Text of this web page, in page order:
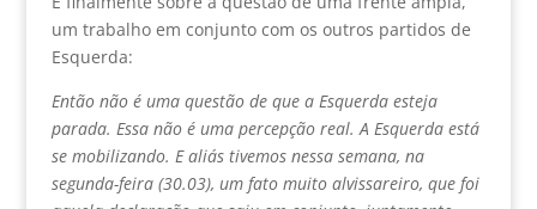
um trabalho em conjunto com os outros partidos de
Esquerda:
Então não é uma questão de que a Esquerda esteja
parada. Essa não é uma percepção real. A Esquerda está
se mobilizando. E aliás tivemos nessa semana, na
segunda-feira (30.03), um fato muito alvissareiro, que foi